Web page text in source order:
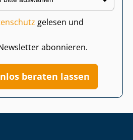
gelesen und
abonnieren.
beraten lassen